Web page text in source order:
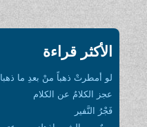
الأكثر قراءة
لو أمطرتْ ذهباً منْ بعدِ ما ذهبا
عجز الكلامُ عن الكلام
فَجْرُ النَّفير